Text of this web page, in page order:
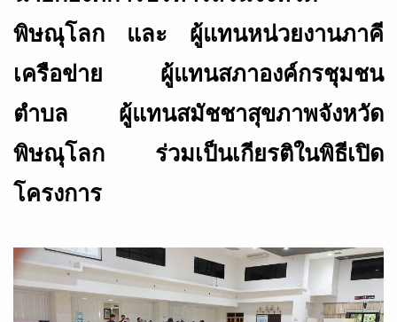
พิษณุโลก และ ผู้แทนหน่วยงานภาคี
เครือข่าย
ผู้แทนสภาองค์กรชุมชน
ตำบล ผู้แทนสมัชชาสุขภาพจังหวัด
พิษณุโลก ร่วมเป็นเกียรติในพิธีเปิด
โครงการ